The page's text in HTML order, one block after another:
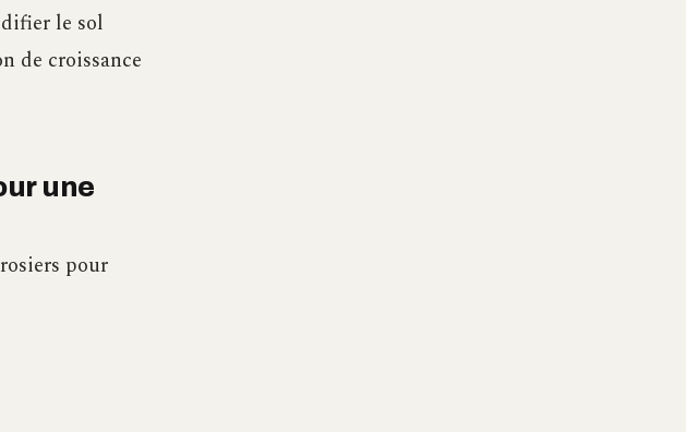
le sol
de croissance
une
pour